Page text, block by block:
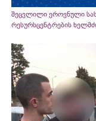
შეცვლილი ეროვნული
რესურსცენტრების